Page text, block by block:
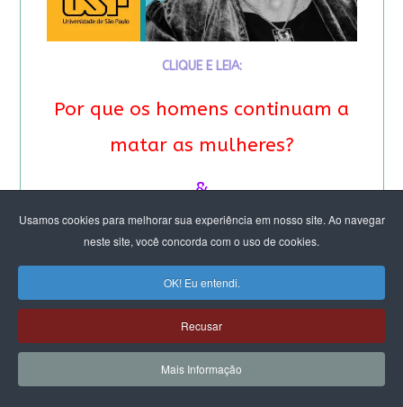
Usamos cookies para melhorar sua experiência em nosso site. Ao navegar
neste site, você concorda com o uso de cookies.
OK! Eu entendi.
Recusar
Mais Informação
CLIQUE E LEIA:
Por que os homens continuam a
matar as mulheres?
&
Feminicídio: “A noção de
propriedade é profunda”.
Entrevista especial com Eva
Alterman Blay